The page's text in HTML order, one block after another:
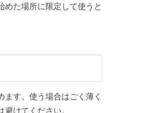
めた場所に限定して使うと
す。使う場合はごく薄く
けてください。